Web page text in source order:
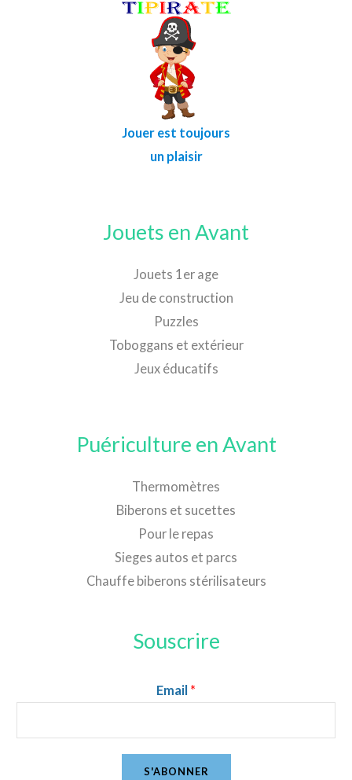
Jouer est toujours
un plaisir
Jouets en Avant
Jouets 1er age
Jeu de construction
Puzzles
Toboggans et extérieur
Jeux éducatifs
Puériculture en Avant
Thermomètres
Biberons et sucettes
Pour le repas
Sieges autos et parcs
Chauffe biberons stérilisateurs
Souscrire
Email *
S'ABONNER